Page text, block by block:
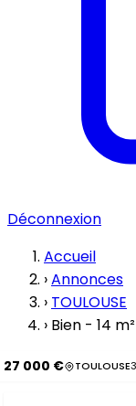
Déconnexion
Accueil
›Annonces
› TOULOUSE
› Bien - 14
27 000 € TOULOUSE